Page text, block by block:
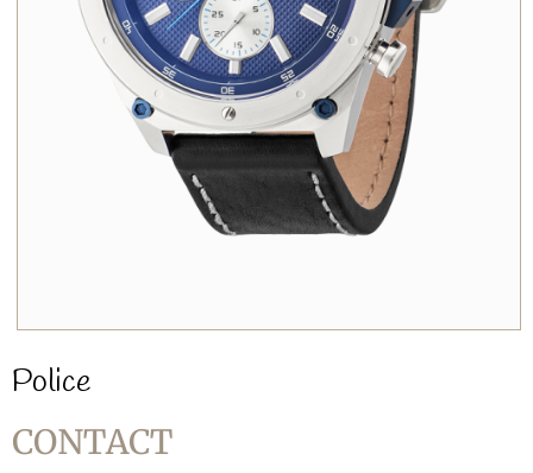
Police
CONTACT